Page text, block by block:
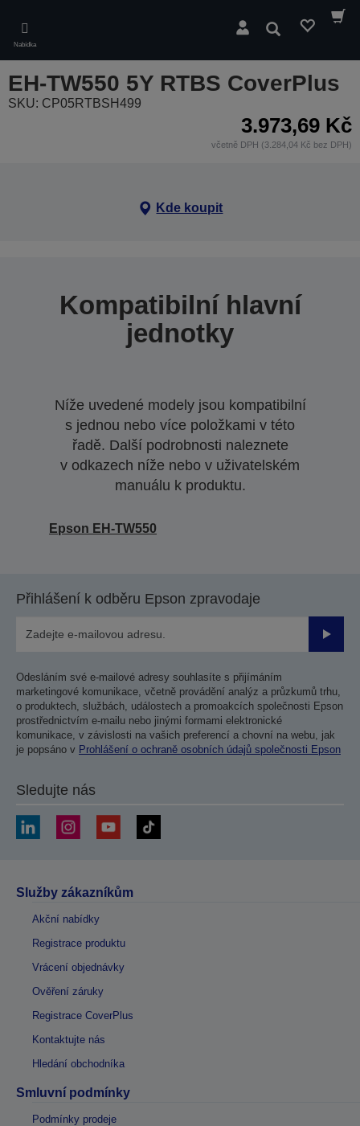
main
content
Nabídka
Hledat
EH-TW550 5Y RTBS CoverPlus
SKU: CP05RTBSH499
3.973,69 Kč
včetně DPH (3.284,04 Kč bez DPH)
Kde koupit
Kompatibilní hlavní
jednotky
Níže uvedené modely jsou kompatibilní
s jednou nebo více položkami v této
řadě. Další podrobnosti naleznete
v odkazech níže nebo v uživatelském
manuálu k produktu.
Epson EH-TW550
Přihlášení k odběru Epson zpravodaje
Odesláním své e-mailové adresy souhlasíte s přijímáním
marketingové komunikace, včetně provádění analýz a průzkumů trhu,
o produktech, službách, událostech a promoakcích společnosti Epson
prostřednictvím e-mailu nebo jinými formami elektronické
komunikace, v závislosti na vašich preferencí a chovní na webu, jak
je popsáno v Prohlášení o ochraně osobních údajů společnosti Epson
Sledujte nás
Služby zákazníkům
Akční nabídky
Registrace produktu
Vrácení objednávky
Ověření záruky
Registrace CoverPlus
Kontaktujte nás
Hledání obchodníka
Smluvní podmínky
Podmínky prodeje